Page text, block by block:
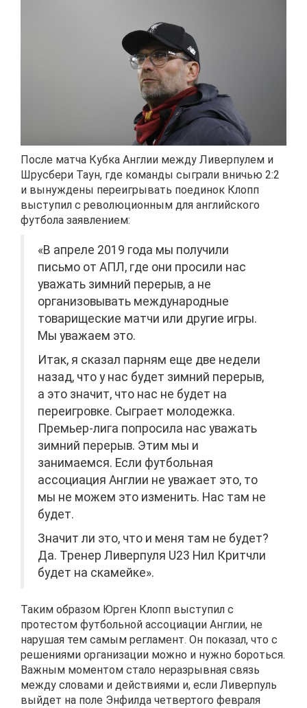
После матча Кубка Англии между Ливерпулем и
Шрусбери Таун, где команды сыграли вничью 2:2
и вынуждены переигрывать поединок Клопп
выступил с революционным для английского
футбола заявлением:
«В апреле 2019 года мы получили
письмо от АПЛ, где они просили нас
уважать зимний перерыв, а не
организовывать международные
товарищеские матчи или другие игры.
Мы уважаем это.
Итак, я сказал парням еще две недели
назад, что у нас будет зимний перерыв,
а это значит, что нас не будет на
переигровке. Сыграет молодежка.
Премьер-лига попросила нас уважать
зимний перерыв. Этим мы и
занимаемся. Если футбольная
ассоциация Англии не уважает это, то
мы не можем это изменить. Нас там не
будет.
Значит ли это, что и меня там не будет?
Да. Тренер Ливерпуля U23 Нил Критчли
будет на скамейке».
Таким образом Юрген Клопп выступил с
протестом футбольной ассоциации Англии, не
нарушая тем самым регламент. Он показал, что с
решениями организации можно и нужно бороться.
Важным моментом стало неразрывная связь
между словами и действиями и, если Ливерпуль
выйдет на поле Энфилда четвертого февраля